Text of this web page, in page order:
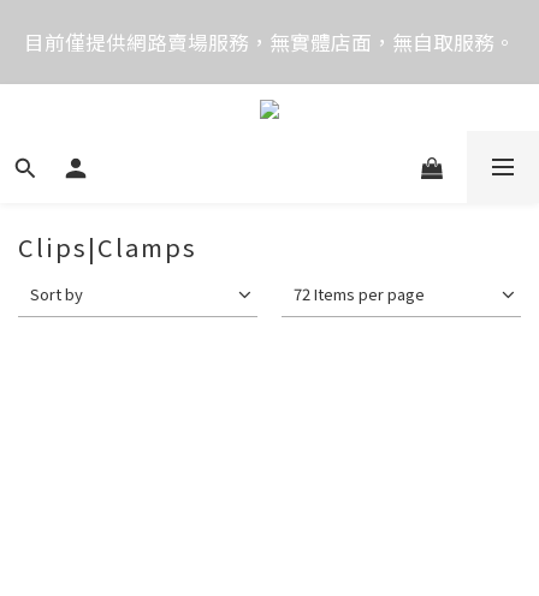
價格均含稅，下單享優惠！歡迎大量採購，由專人提供
專案報價。
目前僅提供網路賣場服務，無實體店面，無自取服務。
目前電話系統異常，暫時無法正常接聽來電，請改播
Clips|Clamps
Sort by 72 Items per page